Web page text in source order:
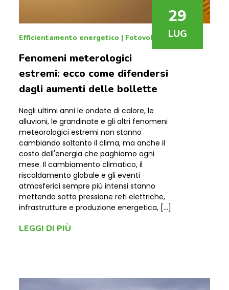
29
LUG
Efficientamento energetico | Fotovoltaico
Fenomeni meterologici
estremi: ecco come difendersi
dagli aumenti delle bollette
Negli ultimi anni le ondate di calore, le
alluvioni, le grandinate e gli altri fenomeni
meteorologici estremi non stanno
cambiando soltanto il clima, ma anche il
costo dell'energia che paghiamo ogni
mese. Il cambiamento climatico, il
riscaldamento globale e gli eventi
atmosferici sempre più intensi stanno
mettendo sotto pressione reti elettriche,
infrastrutture e produzione energetica, […]
LEGGI DI PIÙ